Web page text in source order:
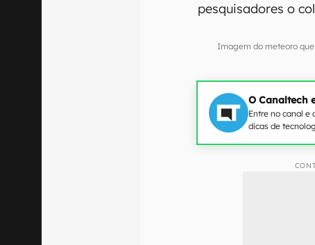
pesquisadores o
Imagem do meteoro
O Canaltech
Entre no canal e
dicas de